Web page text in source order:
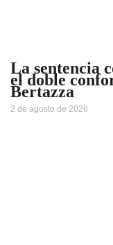
La sentencia
el doble
Bertazza
2 de agosto de 2026